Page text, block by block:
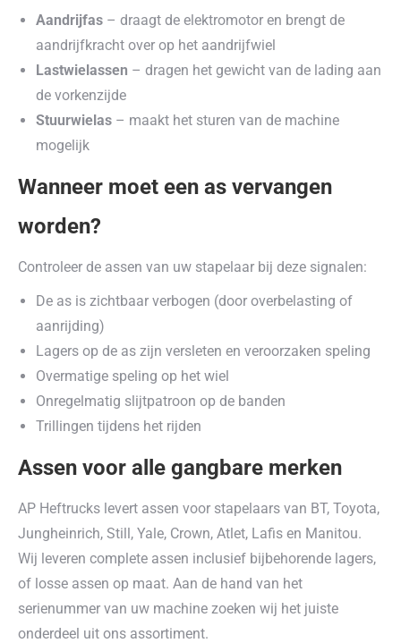
Aandrijfas – draagt de elektromotor en brengt de
aandrijfkracht over op het aandrijfwiel
Lastwielassen – dragen het gewicht van de lading aan
de vorkenzijde
Stuurwielas – maakt het sturen van de machine
mogelijk
Wanneer moet een as vervangen
worden?
Controleer de assen van uw stapelaar bij deze signalen:
De as is zichtbaar verbogen (door overbelasting of
aanrijding)
Lagers op de as zijn versleten en veroorzaken speling
Overmatige speling op het wiel
Onregelmatig slijtpatroon op de banden
Trillingen tijdens het rijden
Assen voor alle gangbare merken
AP Heftrucks levert assen voor stapelaars van BT, Toyota,
Jungheinrich, Still, Yale, Crown, Atlet, Lafis en Manitou.
Wij leveren complete assen inclusief bijbehorende lagers,
of losse assen op maat. Aan de hand van het
serienummer van uw machine zoeken wij het juiste
onderdeel uit ons assortiment.